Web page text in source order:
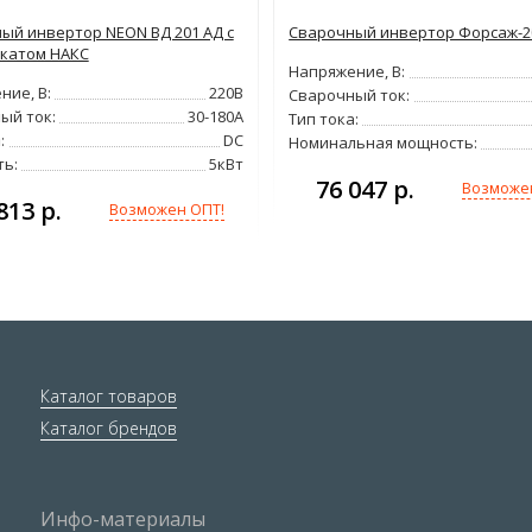
инвертор NEON ВД 201 АД с
НАКС
В:
220В
ток:
30-180А
DC
5кВт
р. Возможен ОПТ!
Сварочный инвертор Форсаж-
Напряжение, В:
Сварочный ток:
Тип тока:
Номинальная мощность:
76 047 р.
Каталог товаров
Каталог брендов
Инфо-материалы